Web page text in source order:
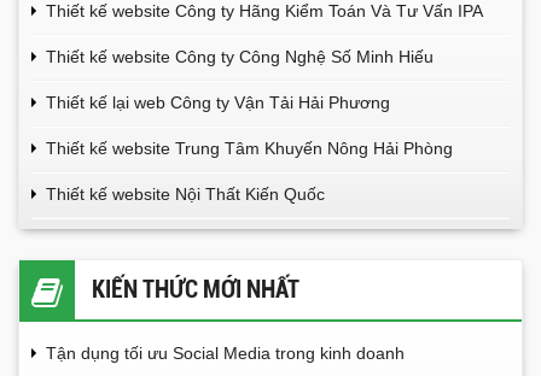
Thiết kế website Công ty Hãng Kiểm Toán Và Tư Vấn IPA
Thiết kế website Công ty Công Nghệ Số Minh Hiếu
Thiết kế lại web Công ty Vận Tải Hải Phương
Thiết kế website Trung Tâm Khuyến Nông Hải Phòng
Thiết kế website Nội Thất Kiến Quốc
KIẾN THỨC MỚI NHẤT
Tận dụng tối ưu Social Media trong kinh doanh